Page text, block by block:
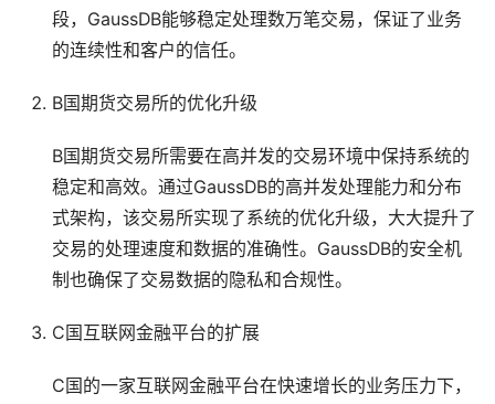
段，GaussDB能够稳定处理数万笔交易，保证了业务
的连续性和客户的信任。
B国期货交易所的优化升级
B国期货交易所需要在高并发的交易环境中保持系统的
稳定和高效。通过GaussDB的高并发处理能力和分布
式架构，该交易所实现了系统的优化升级，大大提升了
交易的处理速度和数据的准确性。GaussDB的安全机
制也确保了交易数据的隐私和合规性。
C国互联网金融平台的扩展
C国的一家互联网金融平台在快速增长的业务压力下，